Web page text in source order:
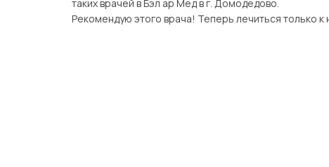
таких врачей в Бэл ар Мед в г. Домодедово.
Рекомендую этого врача! Теперь лечиться только к